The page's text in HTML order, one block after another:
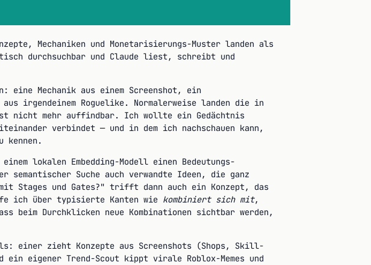
Mechaniken und Monetarisierungs-Muster landen als
durchsuchbar und Claude liest, schreibt und
eine Mechanik aus einem Screenshot, ein
irgendeinem Roguelike. Normalerweise landen die in
nicht mehr auffindbar. Ich wollte ein Gedächtnis
verbindet — und in dem ich nachschauen kann,
kennen.
lokalen Embedding-Modell einen Bedeutungs-
Suche auch verwandte Ideen, die ganz
Stages und Gates?" trifft dann auch ein Konzept, das
ich über typisierte Kanten wie kombiniert sich mit,
beim Durchklicken neue Kombinationen sichtbar werden,
einer zieht Konzepte aus Screenshots (Shops, Skill-
ein eigener Trend-Scout kippt virale Roblox-Memes und